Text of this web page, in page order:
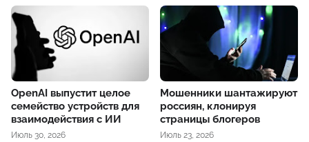
OpenAI выпустит целое
семейство устройств для
взаимодействия с ИИ
Июль 30, 2026
Мошенники шантажируют
россиян, клонируя
страницы блогеров
Июль 23, 2026